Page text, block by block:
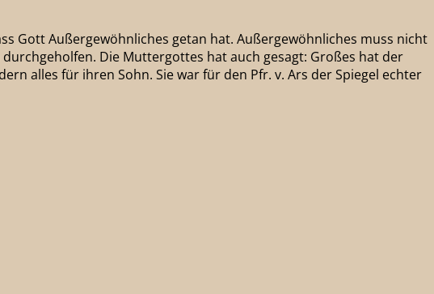
Gott Außergewöhnliches getan hat. Außergewöhnliches muss nicht
Die Muttergottes hat auch gesagt: Großes hat der
alles für ihren Sohn. Sie war für den Pfr. v. Ars der Spiegel echter